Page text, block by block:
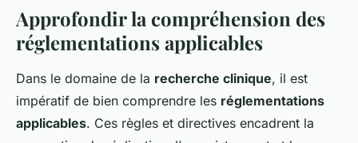
Approfondir la compréhension des
réglementations applicables
Dans le domaine de la recherche clinique, il est
impératif de bien comprendre les réglementations
applicables. Ces règles et directives encadrent la